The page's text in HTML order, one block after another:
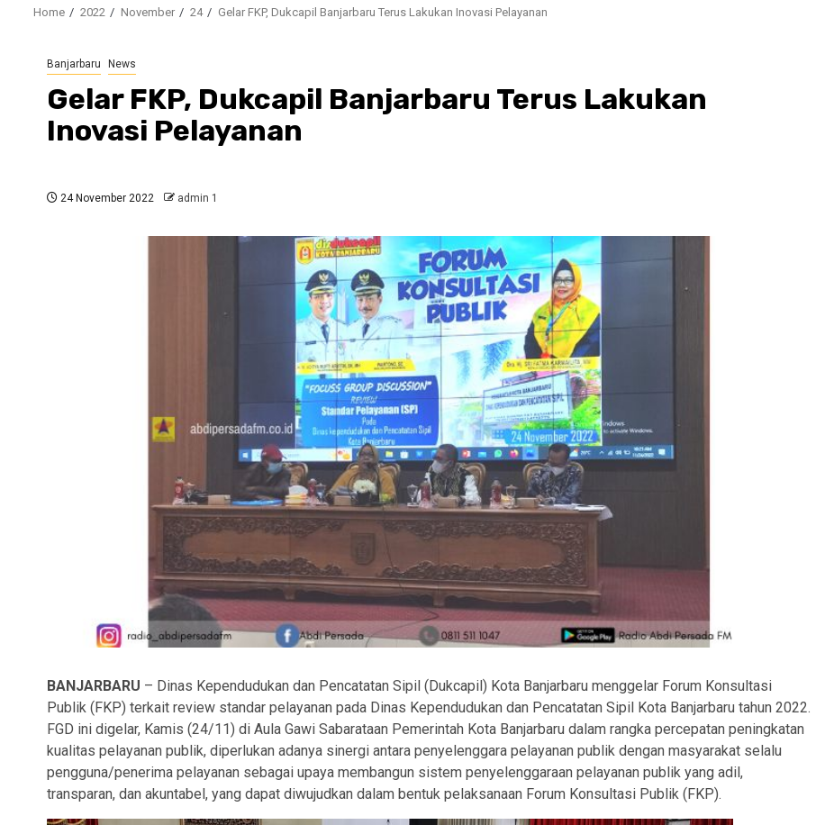
Home 2022 November 24 Gelar FKP, Dukcapil Banjarbaru Terus Lakukan Inovasi Pelayanan
Banjarbaru News
Gelar FKP, Dukcapil Banjarbaru Terus Lakukan
Inovasi Pelayanan
24 November 2022 admin 1
BANJARBARU – Dinas Kependudukan dan Pencatatan Sipil (Dukcapil) Kota Banjarbaru menggelar Forum Konsultasi
Publik (FKP) terkait review standar pelayanan pada Dinas Kependudukan dan Pencatatan Sipil Kota Banjarbaru tahun 2022.
FGD ini digelar, Kamis (24/11) di Aula Gawi Sabarataan Pemerintah Kota Banjarbaru dalam rangka percepatan peningkatan
kualitas pelayanan publik, diperlukan adanya sinergi antara penyelenggara pelayanan publik dengan masyarakat selalu
pengguna/penerima pelayanan sebagai upaya membangun sistem penyelenggaraan pelayanan publik yang adil,
transparan, dan akuntabel, yang dapat diwujudkan dalam bentuk pelaksanaan Forum Konsultasi Publik (FKP).